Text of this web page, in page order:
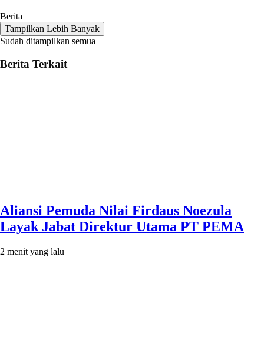
Berita
Tampilkan Lebih Banyak
Sudah ditampilkan semua
Berita Terkait
Aliansi Pemuda Nilai Firdaus Noezula
Layak Jabat Direktur Utama PT PEMA
2 menit yang lalu